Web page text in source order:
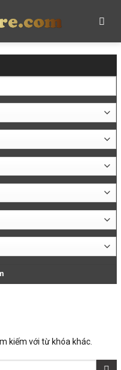
kiếm với từ khóa khác.